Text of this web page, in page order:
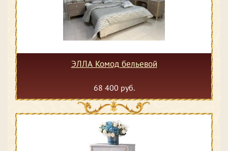
ЭЛЛА Комод бельевой
68 400 руб.